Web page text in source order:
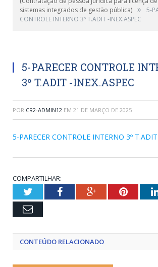
sistemas integrados de gestão pública) »
5-
CONTROLE INTERNO 3º T.ADIT -INEX.ASPEC
5-PARECER CONTROLE
3º T.ADIT -INEX.ASPEC
POR CR2-ADMIN12 EM 21 DE MARÇO DE 2025
5-PARECER CONTROLE INTERNO 3º
COMPARTILHAR:
TwitterFacebookGoogle+
Email
CONTEÚDO RELACIONADO